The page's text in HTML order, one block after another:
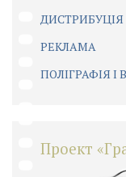
ДИСТРИБУЦІЯ
РЕКЛАМА
ПОЛІГРАФІЯ
Проект